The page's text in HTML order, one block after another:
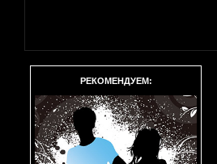
РЕКОМЕНДУЕМ: